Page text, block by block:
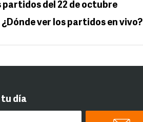
partidos del 22 de octubre
ver los partidos en vivo?
tu día